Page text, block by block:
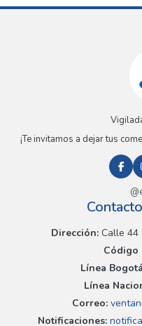
¡Te invitamos a dejar tus
Dirección:Calle 44
Código
Línea
Línea
Correo:
Notificaciones: